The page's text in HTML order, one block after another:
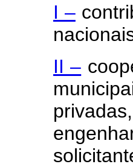
I –
II –